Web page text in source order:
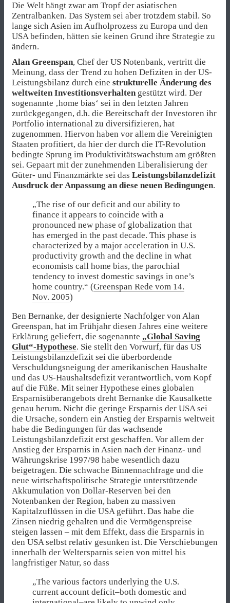
Die Welt hängt zwar am Tropf der asiatischen
Zentralbanken. Das System sei aber trotzdem stabil. So
lange sich Asien im Aufholprozess zu Europa und den
USA befinden, hätten sie keinen Grund ihre Strategie zu
ändern.
Alan Greenspan, Chef der US Notenbank, vertritt die
Meinung, dass der Trend zu hohen Defiziten in der US-
Leistungsbilanz durch eine strukturelle Änderung des
weltweiten Investitionsverhaltengestützt wird. Der
sogenannte ‚home bias‘ sei in den letzten Jahren
zurückgegangen, d.h. die Bereitschaft der Investoren ihr
Portfolio international zu diversifizieren, hat
zugenommen. Hiervon haben vor allem die Vereinigten
Staaten profitiert, da hier der durch die IT-Revolution
bedingte Sprung im Produktivitätswachstum am größten
sei. Gepaart mit der zunehmenden Liberalisierung der
Güter- und Finanzmärkte sei das Leistungsbilanzdefizit
Ausdruck der Anpassung an diese neuen Bedingungen.
„The rise of our deficit and our ability to
finance it appears to coincide with a
pronounced new phase of globalization that
has emerged in the past decade. This phase is
characterized by a major acceleration in U.S.
productivity growth and the decline in what
economists call home bias, the parochial
tendency to invest domestic savings in one’s
home country.“ (Greenspan Rede vom 14.
Nov. 2005)
Ben Bernanke, der designierte Nachfolger von Alan
Greenspan, hat im Frühjahr diesen Jahres eine weitere
Erklärung geliefert, die sogenannte „Global Saving
Glut“-Hypothese. Sie stellt den Vorwurf, für das US
Leistungsbilanzdefizit sei die überbordende
Verschuldungsneigung der amerikanischen Haushalte
und das US-Haushaltsdefizit verantwortlich, vom Kopf
auf die Füße. Mit seiner Hypothese eines globalen
Ersparnisüberangebots dreht Bernanke die Kausalkette
genau herum. Nicht die geringe Ersparnis der USA sei
die Ursache, sondern ein Anstieg der Ersparnis weltweit
habe die Bedingungen für das wachsende
Leistungsbilanzdefizit erst geschaffen. Vor allem der
Anstieg der Ersparnis in Asien nach der Finanz- und
Währungskrise 1997/98 habe wesentlich dazu
beigetragen. Die schwache Binnennachfrage und die
neue wirtschaftspolitische Strategie unterstützende
Akkumulation von Dollar-Reserven bei den
Notenbanken der Region, haben zu massiven
Kapitalzuflüssen in die USA geführt. Das habe die
Zinsen niedrig gehalten und die Vermögenspreise
steigen lassen – mit dem Effekt, dass die Ersparnis in
den USA selbst relativ gesunken ist. Die Verschiebungen
innerhalb der Weltersparnis seien von mittel bis
langfristiger Natur, so dass
„The various factors underlying the U.S.
current account deficit–both domestic and